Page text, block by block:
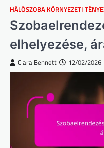
HÁLÓSZOBA KÖRNYEZETI
elhelyezése,
Clara Bennett 12/02/2026